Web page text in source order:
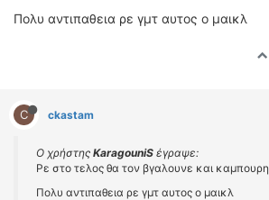
Πολυ αντιπαθεια ρε γμτ αυτος ο μαικλ
C ckastam
Ο χρήστης KaragouniS έγραψε:
Ρε στο τελος θα τον βγαλουνε και καμπουρη
Πολυ αντιπαθεια ρε γμτ αυτος ο μαικλ